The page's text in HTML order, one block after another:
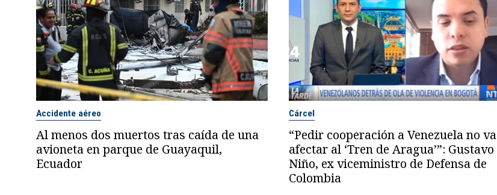
Accidente aéreo
Al menos dos muertos tras caída de una
avioneta en parque de Guayaquil,
Ecuador
Cárcel
“Pedir cooperación a Venezuela no va
afectar al ‘Tren de Aragua’”: Gustavo
Niño, ex viceministro de Defensa de
Colombia